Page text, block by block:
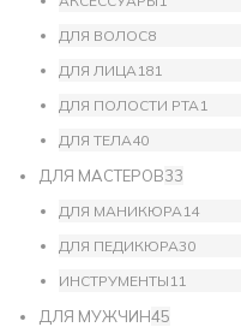
ДЛЯ ВОЛОС8
ДЛЯ ЛИЦА181
ДЛЯ ПОЛОСТИ РТА1
ДЛЯ ТЕЛА40
ДЛЯ МАСТЕРОВ33
ДЛЯ МАНИКЮРА14
ДЛЯ ПЕДИКЮРА30
ИНСТРУМЕНТЫ 11
ДЛЯ МУЖЧИН45